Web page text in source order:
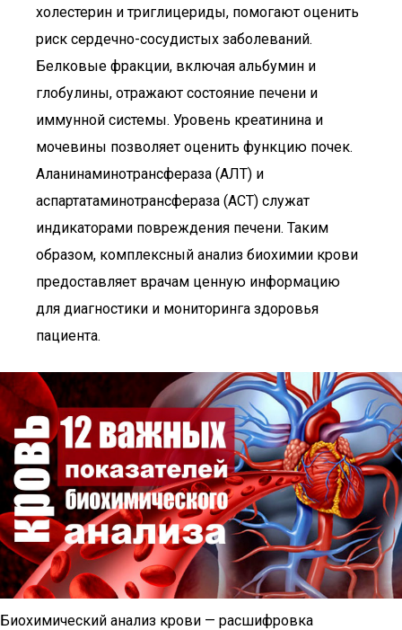
холестерин и триглицериды, помогают оценить
риск сердечно-сосудистых заболеваний.
Белковые фракции, включая альбумин и
глобулины, отражают состояние печени и
иммунной системы. Уровень креатинина и
мочевины позволяет оценить функцию почек.
Аланинаминотрансфераза (АЛТ) и
аспартатаминотрансфераза (АСТ) служат
индикаторами повреждения печени. Таким
образом, комплексный анализ биохимии крови
предоставляет врачам ценную информацию
для диагностики и мониторинга здоровья
пациента.
Биохимический анализ крови — расшифровка